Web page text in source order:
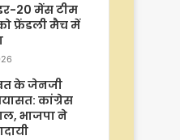
20 मेंस टीम
फ्रेंडली मैच में
के जेनजी
कांग्रेस
भाजपा ने